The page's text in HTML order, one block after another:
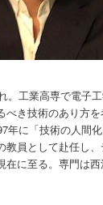
。工業高専で電子
べき技術のあり方
年に「技術の人間
教員として赴任し
に至る。専門は西